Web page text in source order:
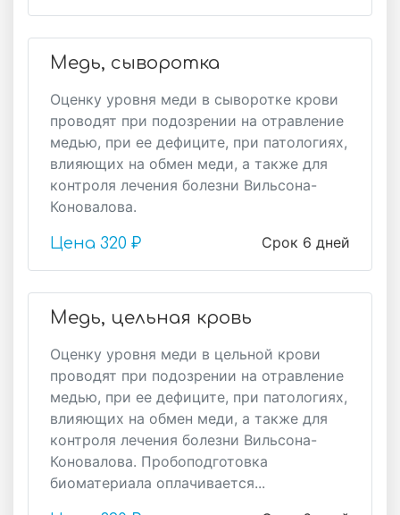
Медь, сыворотка
Оценку уровня меди в сыворотке крови
проводят при подозрении на отравление
медью, при ее дефиците, при патологиях,
влияющих на обмен меди, а также для
контроля лечения болезни Вильсона-
Коновалова.
Срок 6 дней
Цена 320 ₽
Медь, цельная кровь
Оценку уровня меди в цельной крови
проводят при подозрении на отравление
медью, при ее дефиците, при патологиях,
влияющих на обмен меди, а также для
контроля лечения болезни Вильсона-
Коновалова. Пробоподготовка
биоматериала оплачивается...